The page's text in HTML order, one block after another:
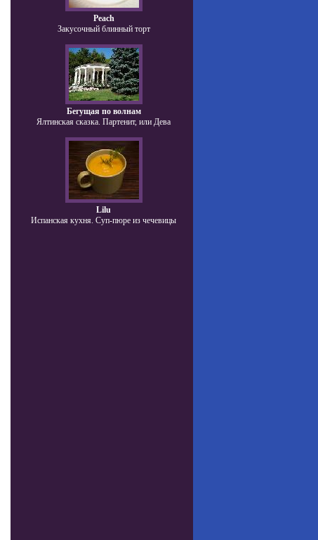
Peach
Закусочный блинный торт
Бегущая по волнам
Ялтинская сказка. Партенит, или Дева
Lilu
Испанская кухня. Суп-пюре из чечевицы